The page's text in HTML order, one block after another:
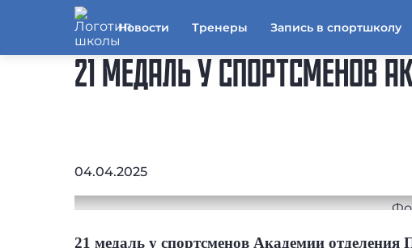
Новости Тренеры Запись в спортшколу
21 МЕДАЛЬ У СПОРТСМЕНОВ
04.04.2025
21 медаль у спортсменов Академии